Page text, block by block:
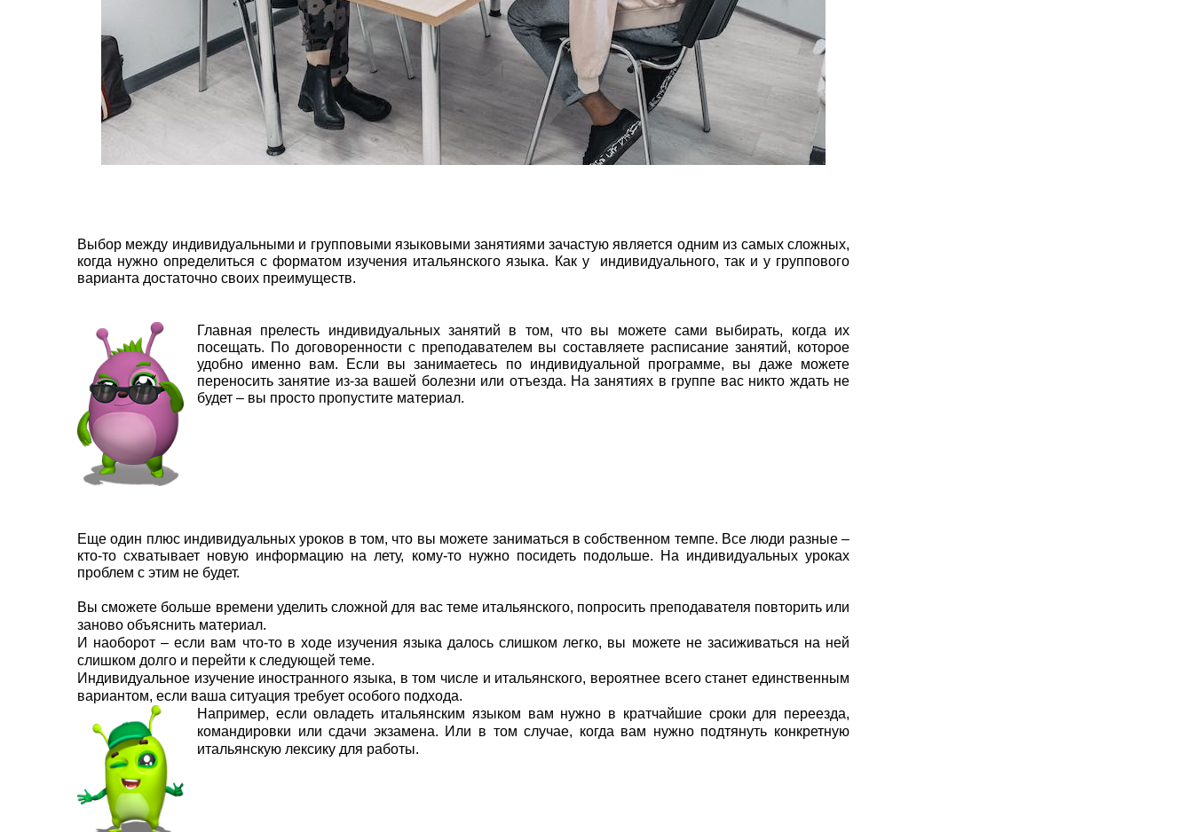
Выбор между индивидуальными и групповыми языковыми занятиями зачастую является одним из самых сложных,
когда нужно определиться с форматом изучения итальянского языка. Как у индивидуального, так и у группового
варианта достаточно своих преимуществ.
Главная прелесть индивидуальных занятий в том, что вы можете сами выбирать, когда их
посещать. По договоренности с преподавателем вы составляете расписание занятий, которое
удобно именно вам. Если вы занимаетесь по индивидуальной программе, вы даже можете
переносить занятие из-за вашей болезни или отъезда. На занятиях в группе вас никто ждать не
будет – вы просто пропустите материал.
Еще один плюс индивидуальных уроков в том, что вы можете заниматься в собственном темпе. Все люди разные –
кто-то схватывает новую информацию на лету, кому-то нужно посидеть подольше. На индивидуальных уроках
проблем с этим не будет.
Вы сможете больше времени уделить сложной для вас теме итальянского, попросить преподавателя повторить или
заново объяснить материал.
И наоборот – если вам что-то в ходе изучения языка далось слишком легко, вы можете не засиживаться на ней
слишком долго и перейти к следующей теме.
Индивидуальное изучение иностранного языка, в том числе и итальянского, вероятнее всего станет единственным
вариантом, если ваша ситуация требует особого подхода.
Например, если овладеть итальянским языком вам нужно в кратчайшие сроки для переезда,
командировки или сдачи экзамена. Или в том случае, когда вам нужно подтянуть конкретную
итальянскую лексику для работы.